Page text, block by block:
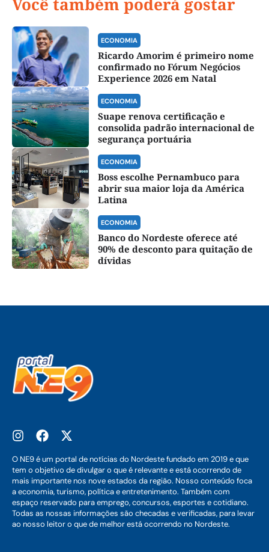
ECONOMIA
Ricardo Amorim é primeiro nome
confirmado no Fórum Negócios
Experience 2026 em Natal
ECONOMIA
Suape renova certificação e
consolida padrão internacional de
segurança portuária
ECONOMIA
Boss escolhe Pernambuco para
abrir sua maior loja da América
Latina
ECONOMIA
Banco do Nordeste oferece até
90% de desconto para quitação de
dívidas
O NE9 é um portal de notícias do Nordeste fundado em 2019 e que
tem o objetivo de divulgar o que é relevante e está ocorrendo de
mais importante nos nove estados da região. Nosso conteúdo foca
a economia, turismo, política e entretenimento. Também com
espaço reservado para emprego, concursos, esportes e cotidiano.
Todas as nossas informações são checadas e verificadas, para levar
ao nosso leitor o que de melhor está ocorrendo no Nordeste.